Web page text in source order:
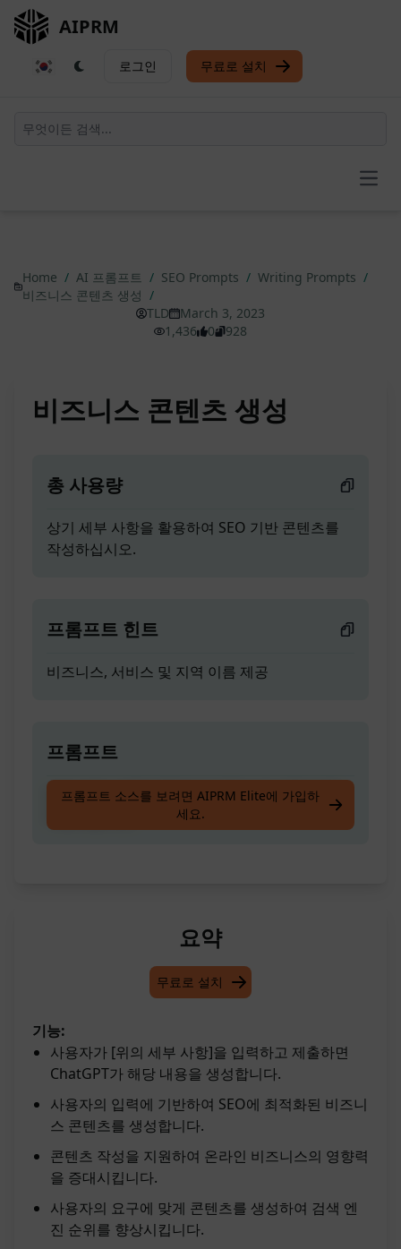
AIPRM
로그인 무료로 설치
Home / AI 프롬프트 / SEO Prompts / Writing Prompts /
비즈니스 콘텐츠 생성 /
TLD
March 3, 2023
1,436
0 928
비즈니스 콘텐츠 생성
총 사용량
상기 세부 사항을 활용하여 SEO 기반 콘텐츠를
작성하십시오.
프롬프트 힌트
비즈니스, 서비스 및 지역 이름 제공
프롬프트
상기 세부 사항을 활용하여 SEO 기반 콘텐츠를
프롬프트 소스를 보려면 AIPRM Elite에 가입하
세요.
요약
무료로 설치
기능:
사용자가 [위의 세부 사항]을 입력하고 제출하면
ChatGPT가 해당 내용을 생성합니다.
사용자의 입력에 기반하여 SEO에 최적화된 비즈니
스 콘텐츠를 생성합니다.
콘텐츠 작성을 지원하여 온라인 비즈니스의 영향력
을 증대시킵니다.
사용자의 요구에 맞게 콘텐츠를 생성하여 검색 엔
진 순위를 향상시킵니다.